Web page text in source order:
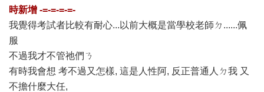
時新增 -=-=-=-=-
我覺得考試者比較有耐心...以前大概是當學校老師ㄉ......佩
服
不過我才不管祂們ㄋ
有時我會想 考不過又怎樣, 這是人性阿, 反正普通人ㄉ我 又
不擔什麼大任,